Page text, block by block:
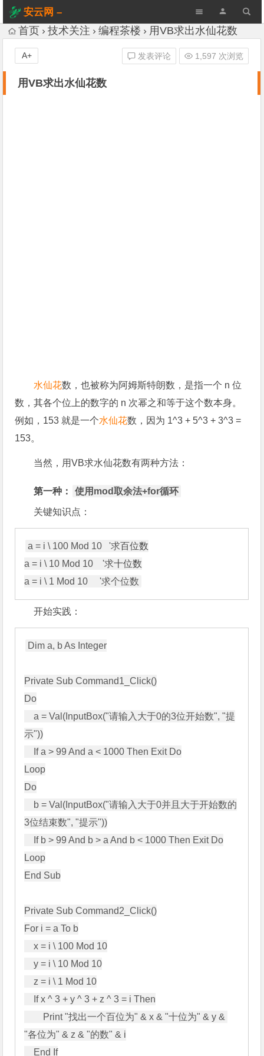
安云网 –
AnYun.ORG
首页 技术关注 编程茶楼 用VB求出水仙花数
用VB求出水仙花数
发表评论 1,597 次浏览
A+
水仙花数，也被称为阿姆斯特朗数，是指一个 n 位
数，其各个位上的数字的 n 次幂之和等于这个数本身。
例如，153 就是一个水仙花数，因为 1^3 + 5^3 + 3^3 =
153。
当然，用VB求水仙花数有两种方法：
第一种： 使用mod取余法+for循环
关键知识点：
a = i \ 100 Mod 10   '求百位数
a = i \ 10 Mod 10    '求十位数
a = i \ 1 Mod 10     '求个位数
开始实践：
Dim a, b As Integer
Private Sub Command1_Click()
Do
    a = Val(InputBox("请输入大于0的3位开始数", "提
示"))
Loop
Do
3位结束数", "提示"))
Loop
End Sub
Private Sub Command2_Click()
For i = a To b
    x = i \ 100 Mod 10
    y = i \ 10 Mod 10
"各位为" & z & "的数" & i